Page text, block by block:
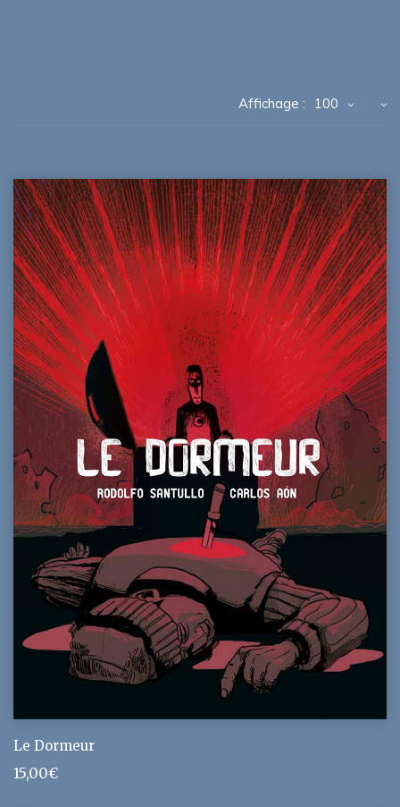
Affichage : 100
Le Dormeur
15,00€